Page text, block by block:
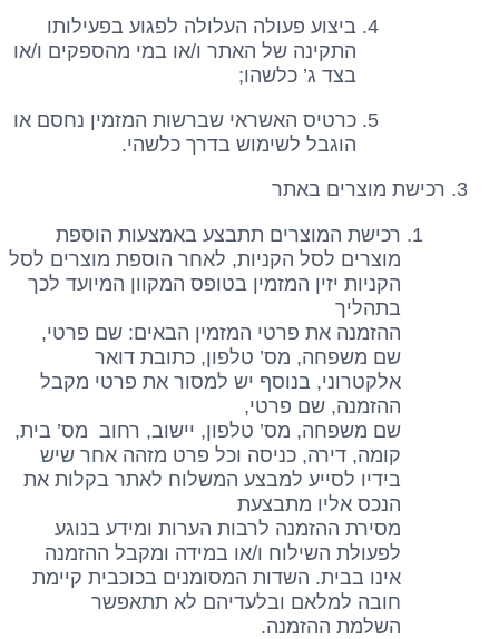
ביצוע פעולה העלולה לפגוע בפעילותו
התקינה של האתר ו/או במי מהספקים ו/או
בצד ג’ כלשהו;
כרטיס האשראי שברשות המזמין נחסם או
הוגבל לשימוש בדרך כלשהי.
רכישת מוצרים באתר
רכישת המוצרים תתבצע באמצעות הוספת
מוצרים לסל הקניות, לאחר הוספת מוצרים לסל
הקניות יזין המזמין בטופס המקוון המיועד לכך
בתהליך
ההזמנה את פרטי המזמין הבאים: שם פרטי,
שם משפחה, מס’ טלפון, כתובת דואר
אלקטרוני, בנוסף יש למסור את פרטי מקבל
ההזמנה, שם פרטי,
שם משפחה, מס’ טלפון, יישוב, רחוב מס’ בית,
קומה, דירה, כניסה וכל פרט מזהה אחר שיש
בידיו לסייע למבצע המשלוח לאתר בקלות את
הנכס אליו מתבצעת
מסירת ההזמנה לרבות הערות ומידע בנוגע
לפעולת השילוח ו/או במידה ומקבל ההזמנה
אינו בבית. השדות המסומנים בכוכבית קיימת
חובה למלאם ובלעדיהם לא תתאפשר
השלמת ההזמנה.